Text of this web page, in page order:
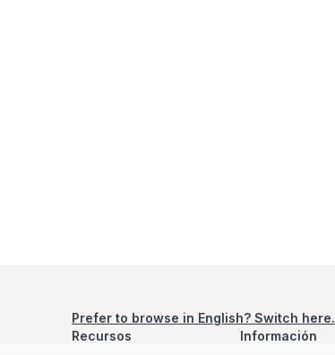
Prefer to browse in English? Switch here.
Recursos
Información